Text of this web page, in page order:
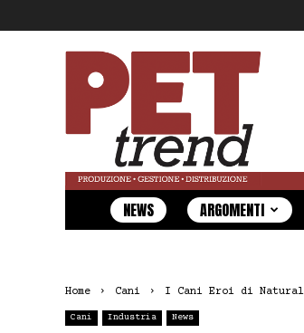
Pet
Trend
NEWS ARGOMENTI
Home Cani I Cani Eroi di
Cani Industria News